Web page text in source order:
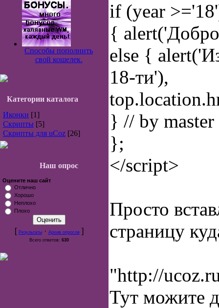
Способы пополнить
свой кошелек.
Категории каталога
Иконки [1]
Скрипты [5]
Скрипты для uCoz [26]
Наш опрос
Оцените наш сайт
Отлично
Хорошо
Неплохо
Плохо
[ Результаты· Архив опросов]
Всего ответов: 630
if (year
{
else {
18-ти'),
} // by master
};
</script>
Просто
страницу
"http://
Тут можите